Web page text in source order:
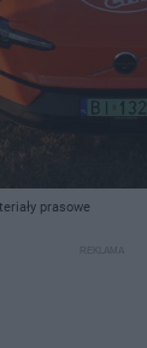
prasowe